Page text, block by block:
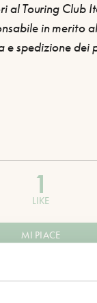
al Touring Club
in merito
e spedizione dei
1
LIKE
MI PIACE